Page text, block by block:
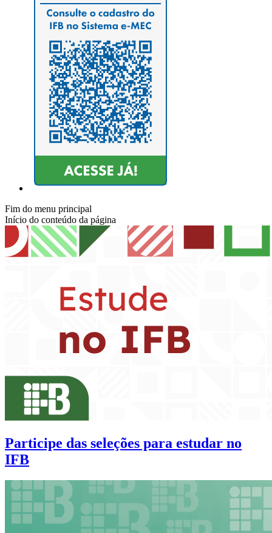
Fim do menu principal
Início do conteúdo da página
Participe das seleções para estudar no
IFB